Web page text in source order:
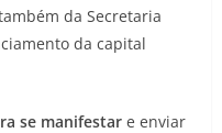
da Secretaria
da capital
se manifestar e enviar